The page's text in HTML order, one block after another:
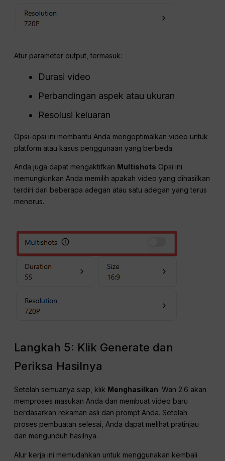
Atur parameter output, termasuk:
Durasi video
Perbandingan aspek atau ukuran
Resolusi keluaran
Opsi-opsi ini membantu Anda mengoptimalkan video untuk
platform atau kasus penggunaan yang berbeda.
Anda juga dapat mengaktifkan Multishots Opsi ini
memungkinkan Anda memilih apakah video yang dihasilkan
terdiri dari beberapa adegan atau satu adegan yang terus
menerus.
Langkah 5: Klik Generate dan
Periksa Hasilnya
Setelah semuanya siap, klik Menghasilkan. Wan 2.6 akan
memproses masukan Anda dan membuat video baru
berdasarkan rekaman asli dan prompt Anda. Setelah
proses pembuatan selesai, Anda dapat melihat pratinjau
dan mengunduh hasilnya.
Alur kerja ini memudahkan untuk menggunakan kembali